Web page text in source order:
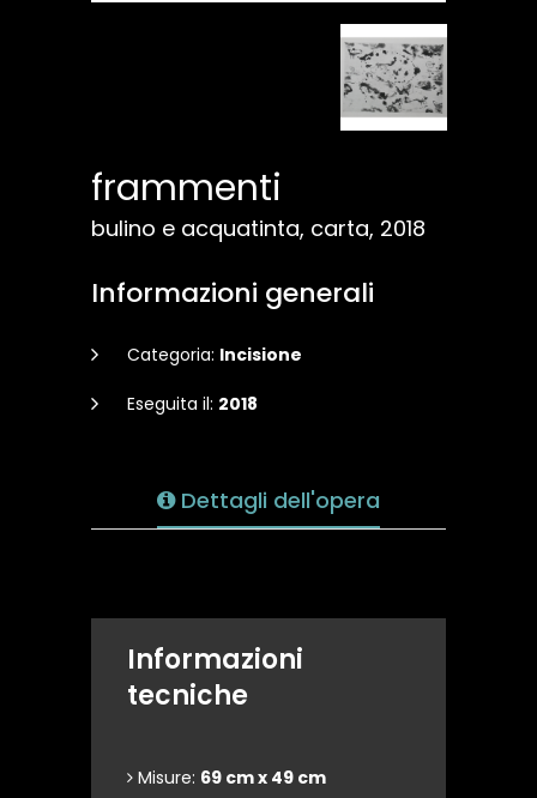
frammenti
bulino e acquatinta, carta, 2018
Informazioni generali
Categoria: Incisione
Eseguita il: 2018
Dettagli dell'opera
Informazioni
tecniche
Misure: 69 cm x 49 cm